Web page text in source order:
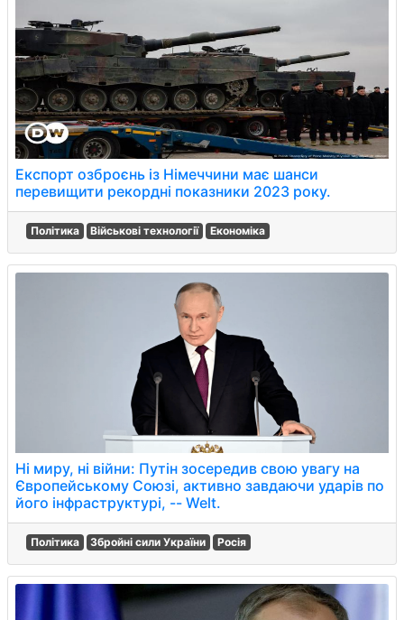
Експорт озброєнь із Німеччини має шанси
перевищити рекордні показники 2023 року.
Політика Військові технології Економіка
Ні миру, ні війни: Путін зосередив свою увагу на
Європейському Союзі, активно завдаючи ударів по
його інфраструктурі, -- Welt.
Політика Збройні сили України Росія